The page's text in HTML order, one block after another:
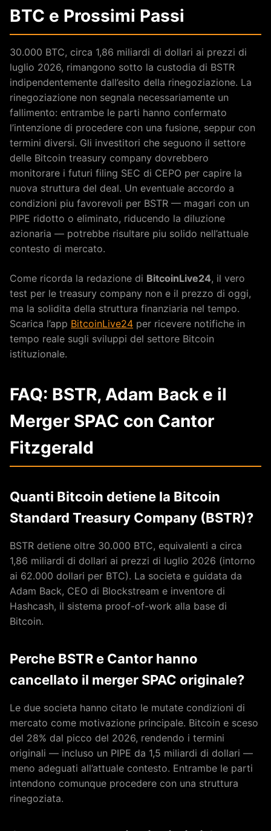
BTC e Prossimi Passi
30.000 BTC, circa 1,86 miliardi di dollari ai prezzi di
luglio 2026, rimangono sotto la custodia di BSTR
indipendentemente dall’esito della rinegoziazione. La
rinegoziazione non segnala necessariamente un
fallimento: entrambe le parti hanno confermato
l’intenzione di procedere con una fusione, seppur con
termini diversi. Gli investitori che seguono il settore
delle Bitcoin treasury company dovrebbero
monitorare i futuri filing SEC di CEPO per capire la
nuova struttura del deal. Un eventuale accordo a
condizioni piu favorevoli per BSTR — magari con un
PIPE ridotto o eliminato, riducendo la diluzione
azionaria — potrebbe risultare piu solido nell’attuale
contesto di mercato.
Come ricorda la redazione di BitcoinLive24, il vero
test per le treasury company non e il prezzo di oggi,
ma la solidita della struttura finanziaria nel tempo.
Scarica l’app BitcoinLive24 per ricevere notifiche in
tempo reale sugli sviluppi del settore Bitcoin
istituzionale.
FAQ: BSTR, Adam Back e il
Merger SPAC con Cantor
Fitzgerald
Quanti Bitcoin detiene la Bitcoin
Standard Treasury Company (BSTR)?
BSTR detiene oltre 30.000 BTC, equivalenti a circa
1,86 miliardi di dollari ai prezzi di luglio 2026 (intorno
ai 62.000 dollari per BTC). La societa e guidata da
Adam Back, CEO di Blockstream e inventore di
Hashcash, il sistema proof-of-work alla base di
Bitcoin.
Perche BSTR e Cantor hanno
cancellato il merger SPAC originale?
Le due societa hanno citato le mutate condizioni di
mercato come motivazione principale. Bitcoin e sceso
del 28% dal picco del 2026, rendendo i termini
originali — incluso un PIPE da 1,5 miliardi di dollari —
meno adeguati all’attuale contesto. Entrambe le parti
intendono comunque procedere con una struttura
rinegoziata.